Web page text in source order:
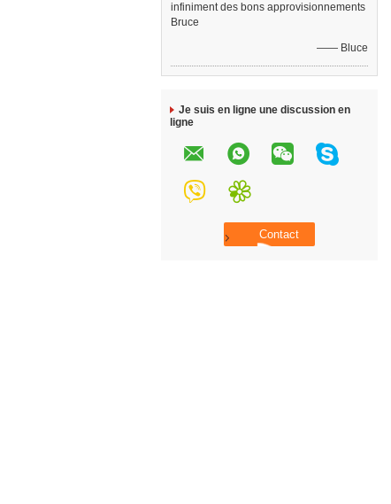
infiniment des bons approvisionnements
Bruce
—— Bluce
Je suis en ligne une discussion en
ligne